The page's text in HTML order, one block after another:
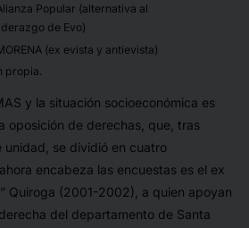
Popular (alternativa al
de Evo)
(ex evista y antievista)
propia.
y la situación socioeconómica es
oposición de derechas, que, tras
se dividió en cuatro
encabeza las encuestas es el ex
Quiroga (2001-2002), a quien apoyan
del departamento de Santa